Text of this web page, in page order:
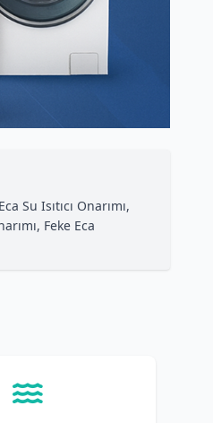
Su Isıtıcı Onarımı,
Feke Eca